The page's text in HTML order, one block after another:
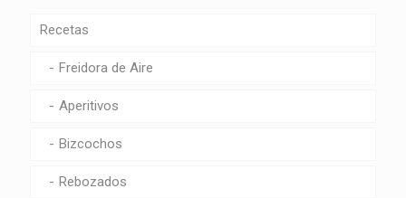
Recetas
Freidora de Aire
Aperitivos
Bizcochos
Rebozados